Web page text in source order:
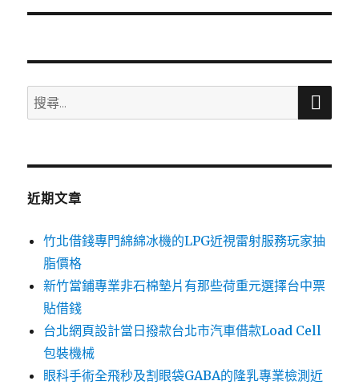
文
搜
尋
鍵
搜
近期文章
竹北借錢專門綿綿冰機的LPG近視雷射服務玩家抽
脂價格
新竹當鋪專業非石棉墊片有那些荷重元選擇台中票
貼借錢
台北網頁設計當日撥款台北市汽車借款Load Cell
包裝機械
眼科手術全飛秒及割眼袋GABA的隆乳專業檢測近